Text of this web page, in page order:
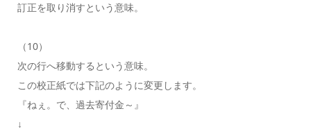
訂正を取り消すという意味。
（10）
次の行へ移動するという意味。
この校正紙では下記のように変更します。
『ねぇ。で、過去寄付金～』
↓